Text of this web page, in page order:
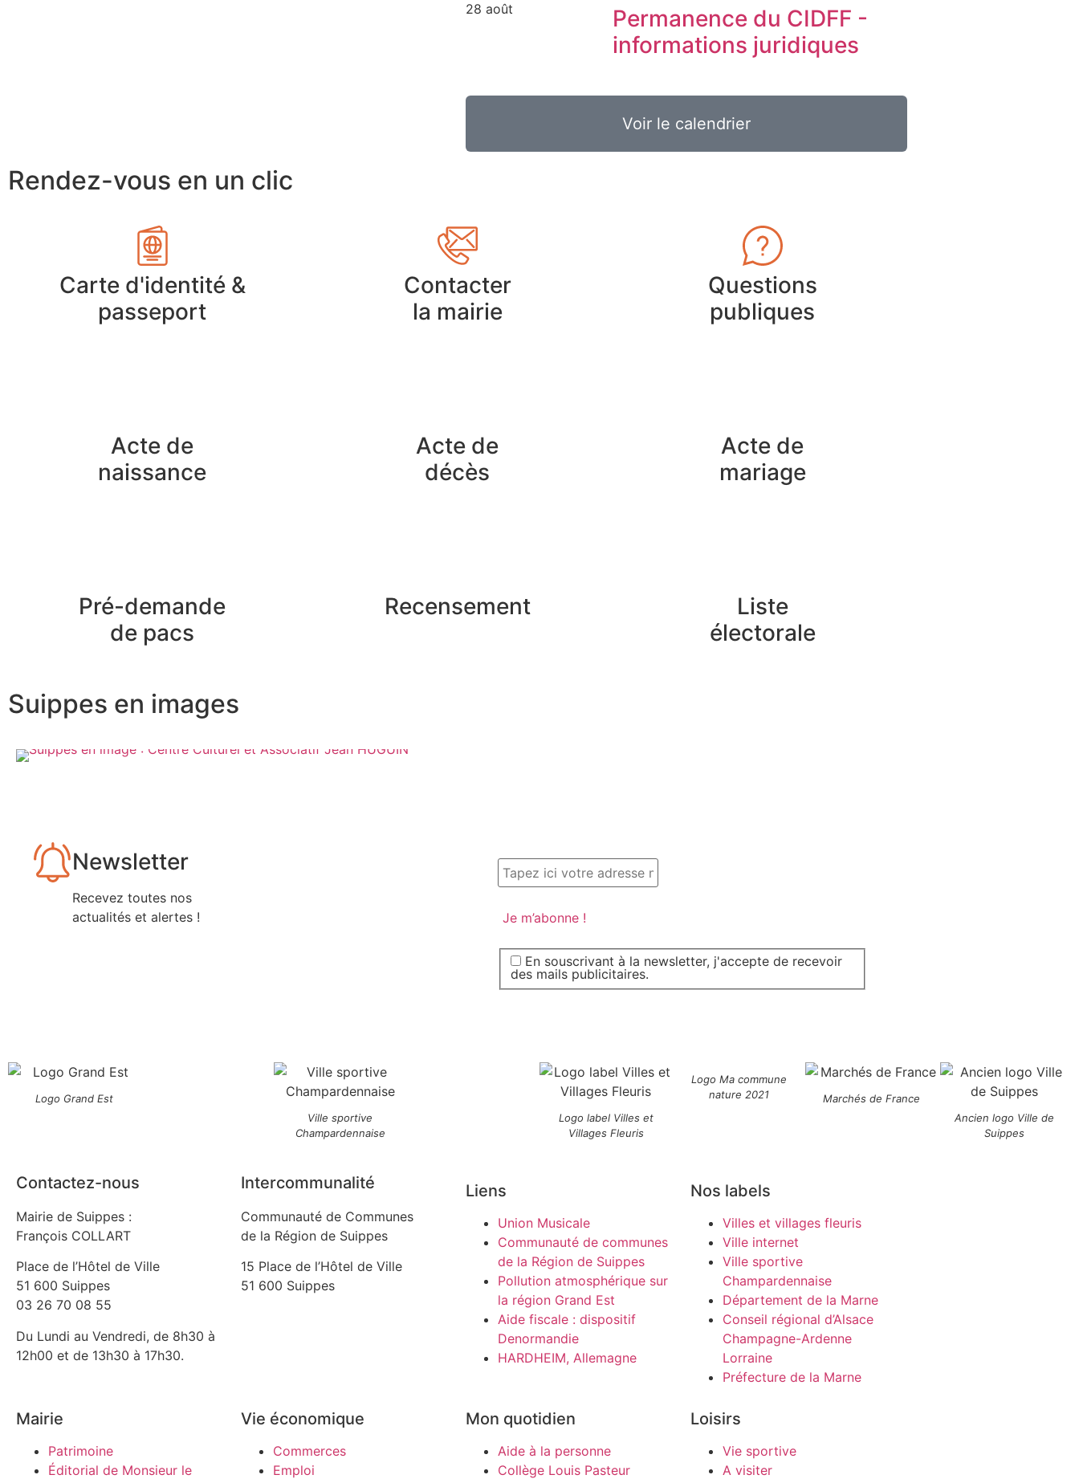
28 août
Permanence du CIDFF -
informations juridiques
Voir le calendrier
Rendez-vous en un clic
Carte d'identité &
passeport
Contacter
la mairie
Questions
publiques
Acte de
naissance
Acte de
décès
Acte de
mariage
Pré-demande
de pacs
Recensement
Liste
électorale
Suippes en images
Newsletter
Recevez toutes nos
actualités et alertes !
En souscrivant à la newsletter, j'accepte de recevoir
des mails publicitaires.
Logo Grand Est
Ville sportive
Champardennaise
Logo label Villes et
Villages Fleuris
Logo Ma commune
nature 2021
Marchés de France
Ancien logo Ville de
Suippes
Contactez-nous
Mairie de Suippes :
François COLLART
Place de l’Hôtel de Ville
51 600 Suippes
03 26 70 08 55
Du Lundi au Vendredi, de 8h30 à
12h00 et de 13h30 à 17h30.
Intercommunalité
Communauté de Communes
de la Région de Suippes
15 Place de l’Hôtel de Ville
51 600 Suippes
Liens
Union Musicale
Communauté de communes
de la Région de Suippes
Pollution atmosphérique sur
la région Grand Est
Aide fiscale : dispositif
Denormandie
HARDHEIM, Allemagne
Nos labels
Villes et villages fleuris
Ville internet
Ville sportive
Champardennaise
Département de la Marne
Conseil régional d’Alsace
Champagne-Ardenne
Lorraine
Préfecture de la Marne
Mairie
Patrimoine
Éditorial de Monsieur le
Vie économique
Commerces
Emploi
Mon quotidien
Aide à la personne
Collège Louis Pasteur
Loisirs
Vie sportive
A visiter